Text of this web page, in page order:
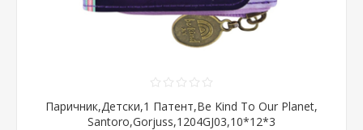
Паричник,Детски,1 Патент,Be Kind To Our Planet,
Santoro,Gorjuss,1204GJ03,10*12*3